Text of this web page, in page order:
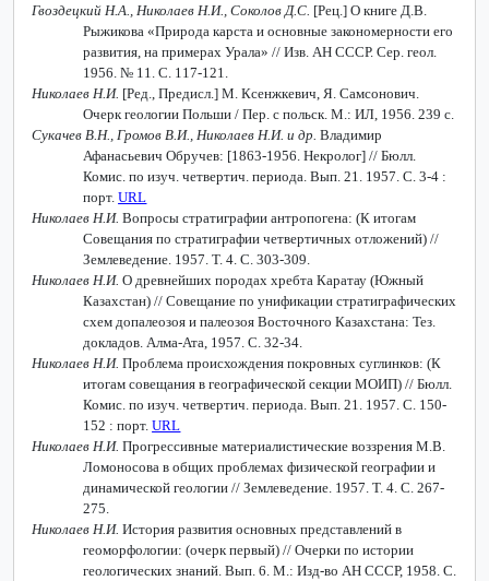
Гвоздецкий Н.А., Николаев Н.И., Соколов Д.С. [Рец.] О книге Д.В.
Рыжикова «Природа карста и основные закономерности его
развития, на примерах Урала» // Изв. АН СССР. Сер. геол.
1956. № 11. С. 117-121.
Николаев Н.И. [Ред., Предисл.] М. Ксенжкевич, Я. Самсонович.
Очерк геологии Польши / Пер. с польск. М.: ИЛ, 1956. 239 с.
Сукачев В.Н., Громов В.И., Николаев Н.И. и др. Владимир
Афанасьевич Обручев: [1863-1956. Некролог] // Бюлл.
Комис. по изуч. четвертич. периода. Вып. 21. 1957. С. 3-4 :
порт.URL
Николаев Н.И. Вопросы стратиграфии антропогена: (К итогам
Совещания по стратиграфии четвертичных отложений) //
Землеведение. 1957. Т. 4. С. 303-309.
Николаев Н.И. О древнейших породах хребта Каратау (Южный
Казахстан) // Совещание по унификации стратиграфических
схем допалеозоя и палеозоя Восточного Казахстана: Тез.
докладов. Алма-Ата, 1957. С. 32-34.
Николаев Н.И. Проблема происхождения покровных суглинков: (К
итогам совещания в географической секции МОИП) // Бюлл.
Комис. по изуч. четвертич. периода. Вып. 21. 1957. С. 150-
152 : порт.URL
Николаев Н.И. Прогрессивные материалистические воззрения М.В.
Ломоносова в общих проблемах физической географии и
динамической геологии // Землеведение. 1957. Т. 4. С. 267-
275.
Николаев Н.И. История развития основных представлений в
геоморфологии: (очерк первый) // Очерки по истории
геологических знаний. Вып. 6. М.: Изд-во АН СССР, 1958. С.